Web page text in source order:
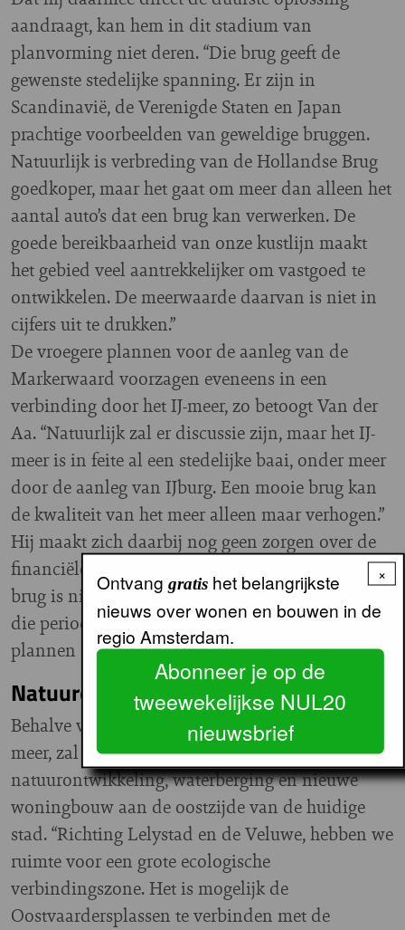
aandraagt, kan hem in dit stadium van
planvorming niet deren. “Die brug geeft de
gewenste stedelijke spanning. Er zijn in
Scandinavië, de Verenigde Staten en Japan
prachtige voorbeelden van geweldige bruggen.
Natuurlijk is verbreding van de Hollandse Brug
goedkoper, maar het gaat om meer dan alleen het
aantal auto’s dat een brug kan verwerken. De
goede bereikbaarheid van onze kustlijn maakt
het gebied veel aantrekkelijker om vastgoed te
ontwikkelen. De meerwaarde daarvan is niet in
cijfers uit te drukken.”
De vroegere plannen voor de aanleg van de
Markerwaard voorzagen eveneens in een
verbinding door het IJ-meer, zo betoogt Van der
Aa. “Natuurlijk zal er discussie zijn, maar het IJ-
meer is in feite al een stedelijke baai, onder meer
door de aanleg van IJburg. Een mooie brug kan
de kwaliteit van het meer alleen maar verhogen.”
Hij maakt zich daarbij nog geen zorgen over de
financiële haalbaarheid. De aanleg van die derde
brug is niet binnen tien jaar aan de orde. Voor
die periode moet de Rijksoverheid nog haar
plannen opstellen.
Natuurontwikkeling
Behalve voor een dichtbebouwde stad aan het IJ-
meer, zal Van der Aa voorstellen doen voor
natuurontwikkeling, waterberging en nieuwe
woningbouw aan de oostzijde van de huidige
stad. “Richting Lelystad en de Veluwe, hebben we
ruimte voor een grote ecologische
verbindingszone. Het is mogelijk de
Oostvaardersplassen te verbinden met de
×
Ontvang gratishet belangrijkste
nieuws over wonen en bouwen in de
regio Amsterdam.
Abonneer je op de
tweewekelijkse NUL20
nieuwsbrief